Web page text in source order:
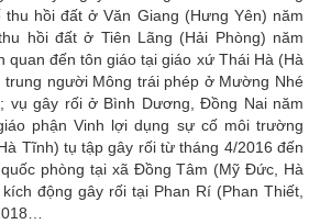
hồi đất ở Văn Giang (Hưng Yên) năm
hồi đất ở Tiên Lãng (Hải Phòng) năm
quan đến tôn giáo tại giáo xứ Thái Hà (Hà
trung người Mông trái phép ở Mường Nhé
vụ gây rối ở Bình Dương, Đồng Nai năm
phận Vinh lợi dụng sự cố môi trường
Tĩnh) tụ tập gây rối từ tháng 4/2016 đến
phòng tại xã Đồng Tâm (Mỹ Đức, Hà
động gây rối tại Phan Rí (Phan Thiết,